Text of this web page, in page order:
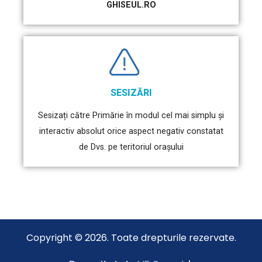
GHISEUL.RO
SESIZĂRI
Sesizați către Primărie în modul cel mai simplu și
interactiv absolut orice aspect negativ constatat
de Dvs. pe teritoriul orașului
Copyright © 2026. Toate drepturile rezervate.